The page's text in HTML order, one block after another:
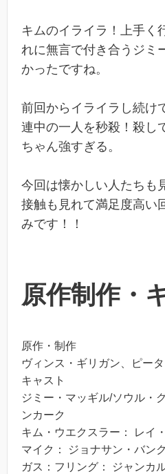
キムのイライラ！上手く
れに無言で付き合うジミ
かったですね。
前回からイライラし続け
連中の一人を秒殺！殺し
ちゃん強すぎる。
今回は懐かしい人たちも
接触も見れて満足度高い
みです！！
原作制作・
原作・制作
ヴィンス・ギリガン、ピー
キャスト
ジミー・マッギル/ソウル・
ンカーク
キム・ウエクスラー： レイ
マイク： ジョナサン・バン
ガス：フリング： ジャンカ